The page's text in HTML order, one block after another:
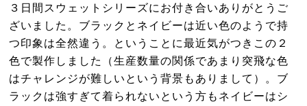
３日間スウェットシリーズにお付き合いありがとうご
ざいました。ブラックとネイビーは近い色のようで持
つ印象は全然違う。ということに最近気がつきこの２
色で製作しました（生産数量の関係であまり突飛な色
はチャレンジが難しいという背景もありまして）。ブ
ラックは強すぎて着られないという方もネイビーはシ